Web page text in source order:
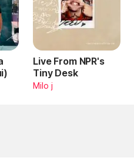
Live From NPR's
Tiny Desk
Milo j